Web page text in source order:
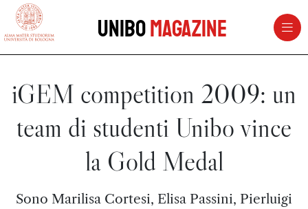
vai al contenuto della pagina
UniboMagazine
iGEM competition 2009: un
team di studenti Unibo vince
la Gold Medal
Sono Marilisa Cortesi, Elisa Passini, Pierluigi